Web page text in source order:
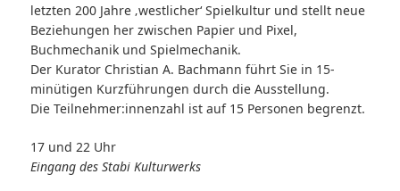
letzten 200 Jahre ‚westlicher‘ Spielkultur und stellt neue
Beziehungen her zwischen Papier und Pixel,
Buchmechanik und Spielmechanik.
Der Kurator Christian A. Bachmann führt Sie in 15-
minütigen Kurzführungen durch die Ausstellung.
Die Teilnehmer:innenzahl ist auf 15 Personen begrenzt.
17 und 22 Uhr
Eingang des Stabi Kulturwerks